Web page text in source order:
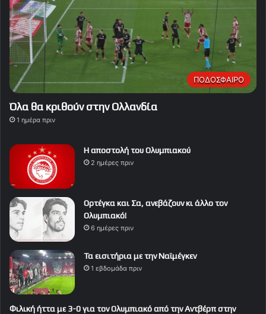
ΠΟΔΟΣΦΑΙΡΟ
Όλα θα κριθούν στην Ολλανδία
1 ημέρα πριν
Η αποστολή του Ολυμπιακού
2 ημέρες πριν
Ορτέγκα και Σα, ανεβάζουν κι άλλο τον
Ολυμπιακό!
6 ημέρες πριν
Τα εισιτήρια με την Ναϊμέγκεν
1 εβδομάδα πριν
Φιλική ήττα με 3-0 για τον Ολυμπιακό από την Αντβέρπ στην